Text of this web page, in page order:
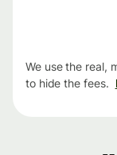
We use the real,
to hide the fees.